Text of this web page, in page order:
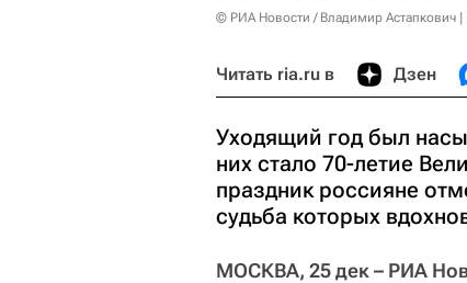
© РИА Новости / Владимир Астапкович
Читать ria.ru в Дзен
Уходящий год был
них стало 70-летие
праздник россияне
судьба которых
МОСКВА, 25 дек – РИА